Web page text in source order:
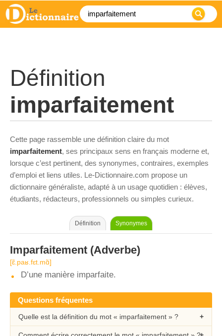
Définition
imparfaitement
Cette page rassemble une définition claire du mot
imparfaitement, ses principaux sens en français moderne et,
lorsque c’est pertinent, des synonymes, contraires, exemples
d’emploi et liens utiles. Le-Dictionnaire.com propose un
dictionnaire généraliste, adapté à un usage quotidien : élèves,
étudiants, rédacteurs, professionnels ou simples curieux.
Définition Synonymes
Imparfaitement (Adverbe)
[ɛ̃.paʁ.fɛt.mɑ̃]
D’une manière imparfaite.
Questions fréquentes
Quelle est la définition du mot « imparfaitement » ?